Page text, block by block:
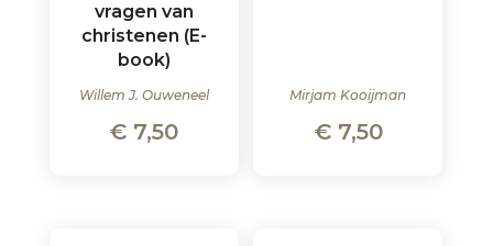
vragen van
christenen (E-
book)
Willem J. Ouweneel
€ 7,50
Mirjam Kooijman
€7,50